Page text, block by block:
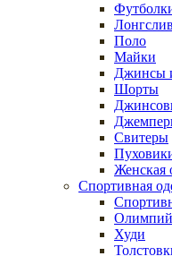
Поло
Майки
Джинсы
Шорты
Свитеры
Женская
Спортивная
Худи